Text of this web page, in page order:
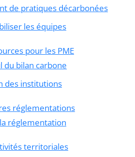
de pratiques décarbonées
les équipes
pour les PME
du bilan carbone
des institutions
réglementations
réglementation
territoriales